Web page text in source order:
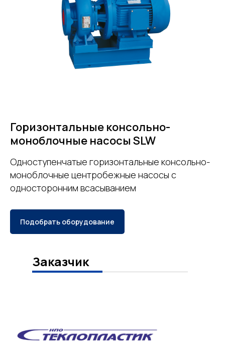
Горизонтальные консольно-
моноблочные насосы SLW
Одноступенчатые горизонтальные консольно-
моноблочные центробежные насосы с
односторонним всасыванием
Подобрать оборудование
Заказчик